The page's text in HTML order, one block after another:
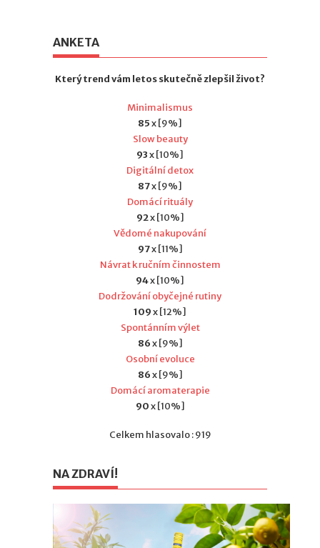
ANKETA
Který trend vám letos skutečně zlepšil život?
Minimalismus
85x [9%]
Slow beauty
93x [10%]
Digitální detox
87x [9%]
Domácí rituály
92x [10%]
Vědomé nakupování
97x [11%]
Návrat k ručním činnostem
94x [10%]
Dodržování obyčejné rutiny
109x [12%]
Spontánním výlet
86x [9%]
Osobní evoluce
86x [9%]
Domácí aromaterapie
90x [10%]
Celkem hlasovalo : 919
NA ZDRAVÍ!